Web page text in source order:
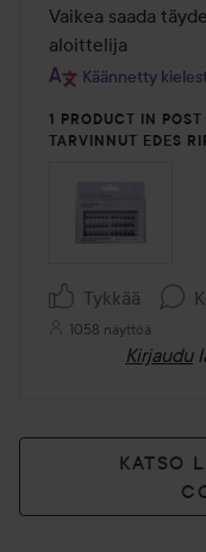
Vaikea saada
aloittelija
Käännetty
1 PRODUCT IN
TARVINNUT EDES
Tykkää
1058 näyttöä
Kirjaudu
KATSO